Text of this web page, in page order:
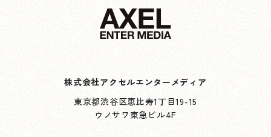
株式会社アクセルエンターメディア
東京都渋谷区恵比寿1丁目19-15
ウノサワ東急ビル4F